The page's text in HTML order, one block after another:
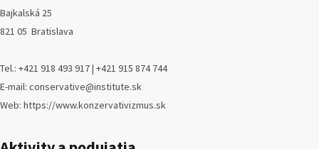
Bajkalská 25
821 05 Bratislava
Tel.: +421 918 493 917 | +421 915 874 744
E-mail: conservative@institute.sk
Web: https://www.konzervativizmus.sk